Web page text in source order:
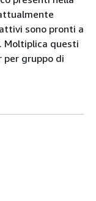
sono pronti a
Moltiplica questi
per gruppo di